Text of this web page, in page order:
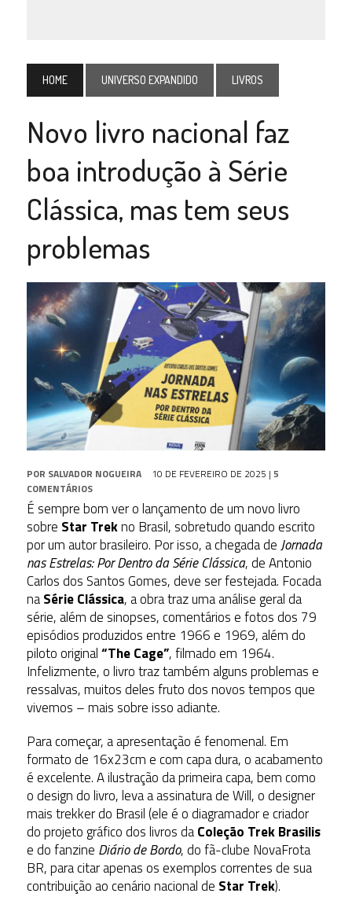
HOME UNIVERSO EXPANDIDO LIVROS
Novo livro nacional faz
boa introdução à Série
Clássica, mas tem seus
problemas
POR SALVADOR NOGUEIRA 10 DE FEVEREIRO DE 2025 | 5
COMENTÁRIOS
É sempre bom ver o lançamento de um novo livro
sobre Star Trekno Brasil, sobretudo quando escrito
por um autor brasileiro. Por isso, a chegada deJornada
nas Estrelas: Por Dentro da Série Clássica, de Antonio
Carlos dos Santos Gomes, deve ser festejada. Focada
naSérie Clássica, a obra traz uma análise geral da
série, além de sinopses, comentários e fotos dos 79
episódios produzidos entre 1966 e 1969, além do
piloto original“The Cage”, filmado em 1964.
Infelizmente, o livro traz também alguns problemas e
ressalvas, muitos deles fruto dos novos tempos que
vivemos – mais sobre isso adiante.
Para começar, a apresentação é fenomenal. Em
formato de 16x23cm e com capa dura, o acabamento
é excelente. A ilustração da primeira capa, bem como
o design do livro, leva a assinatura de Will, o designer
mais trekker do Brasil (ele é o diagramador e criador
do projeto gráfico dos livros daColeção Trek Brasilis
e do fanzine Diário de Bordo, do fã-clube NovaFrota
BR, para citar apenas os exemplos correntes de sua
contribuição ao cenário nacional de Star Trek).